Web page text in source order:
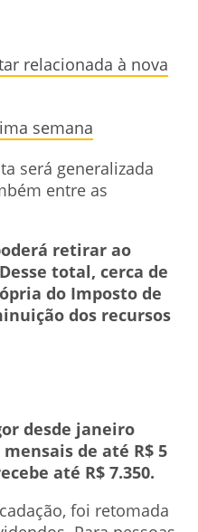
relacionada à nova
semana
será generalizada
entre as
retirar ao
total, cerca de
do Imposto de
dos recursos
desde janeiro
de até R$ 5
até R$ 7.350.
foi retomada